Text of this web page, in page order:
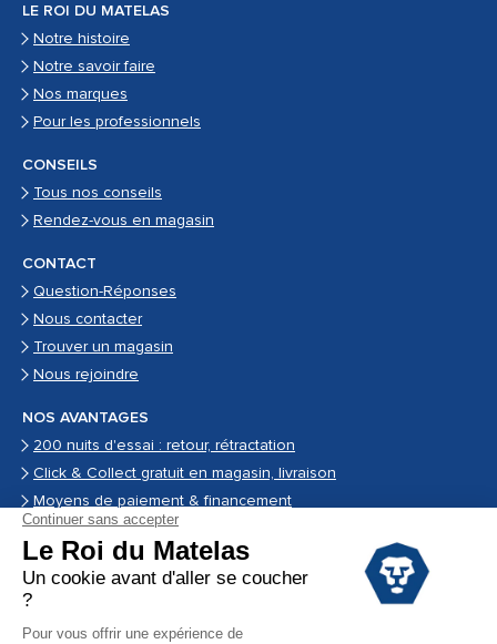
LE ROI DU MATELAS
Notre histoire
Notre savoir faire
Nos marques
Pour les professionnels
CONSEILS
Tous nos conseils
Rendez-vous en magasin
CONTACT
Question-Réponses
Nous contacter
Trouver un magasin
Nous rejoindre
NOS AVANTAGES
200 nuits d'essai : retour, rétractation
Click & Collect gratuit en magasin, livraison
Moyens de paiement & financement
Garantie